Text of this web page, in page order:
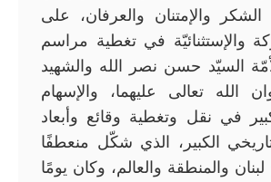
الشكر والإمتنان والعرفان، على
والإستثنائيّة في تغطية مراسم
السيّد حسن نصر الله والشهيد
الله تعالى عليهما، والإسهام
في نقل وتغطية وقائع وأبعاد
الكبير، الذي شكّل منعطفًا
والمنطقة والعالم، وكان يومًا